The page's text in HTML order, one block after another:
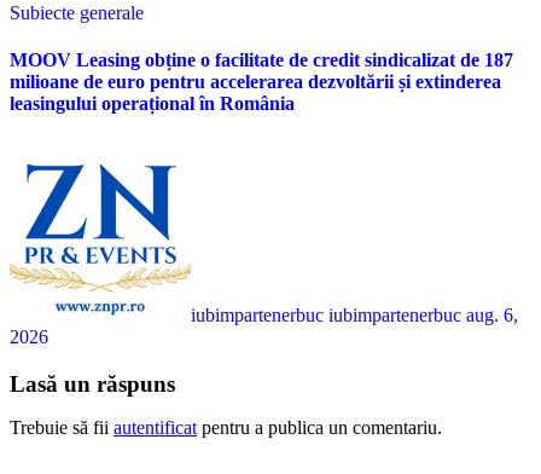
Subiecte generale
MOOV Leasing obține o facilitate de credit sindicalizat de 187
milioane de euro pentru accelerarea dezvoltării și extinderea
leasingului operațional în România
iubimpartenerbuc iubimpartenerbuc aug. 6,
2026
Lasă un răspuns
Trebuie să fii autentificat pentru a publica un comentariu.